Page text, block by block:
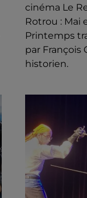
cinéma Le
Rotrou : Mai
Printemps
par François
historien.